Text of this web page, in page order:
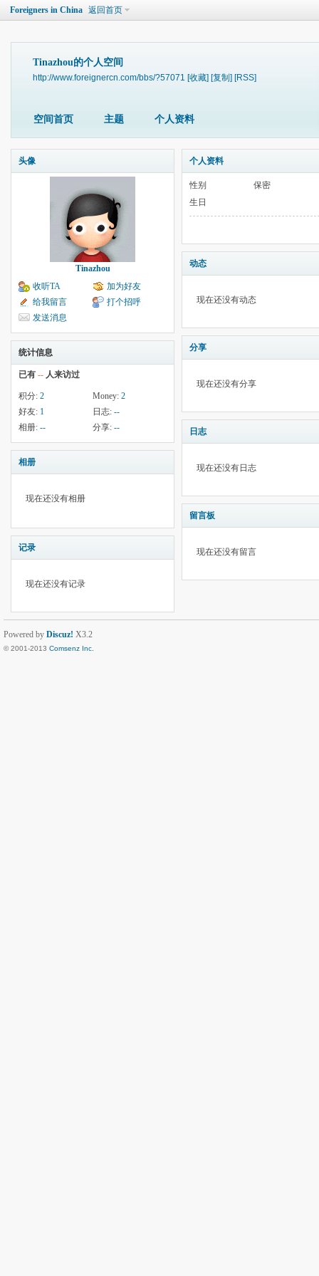
Foreigners in China 返回首页
Tinazhou的个人空间
http://www.foreignercn.com/bbs/?57071 [收藏] [复制] [RSS]
空间首页 主题 个人资料
头像
Tinazhou
收听TA
加为好友
给我留言
打个招呼
发送消息
统计信息
已有 -- 人来访过
积分: 2 Money: 2
好友: 1 日志: --
相册: -- 分享: --
相册
现在还没有相册
记录
现在还没有记录
个人资料
性别
保密
生日
动态
现在还没有动态
分享
现在还没有分享
日志
现在还没有日志
留言板
现在还没有留言
Powered by Discuz! X3.2
© 2001-2013 Comsenz Inc.